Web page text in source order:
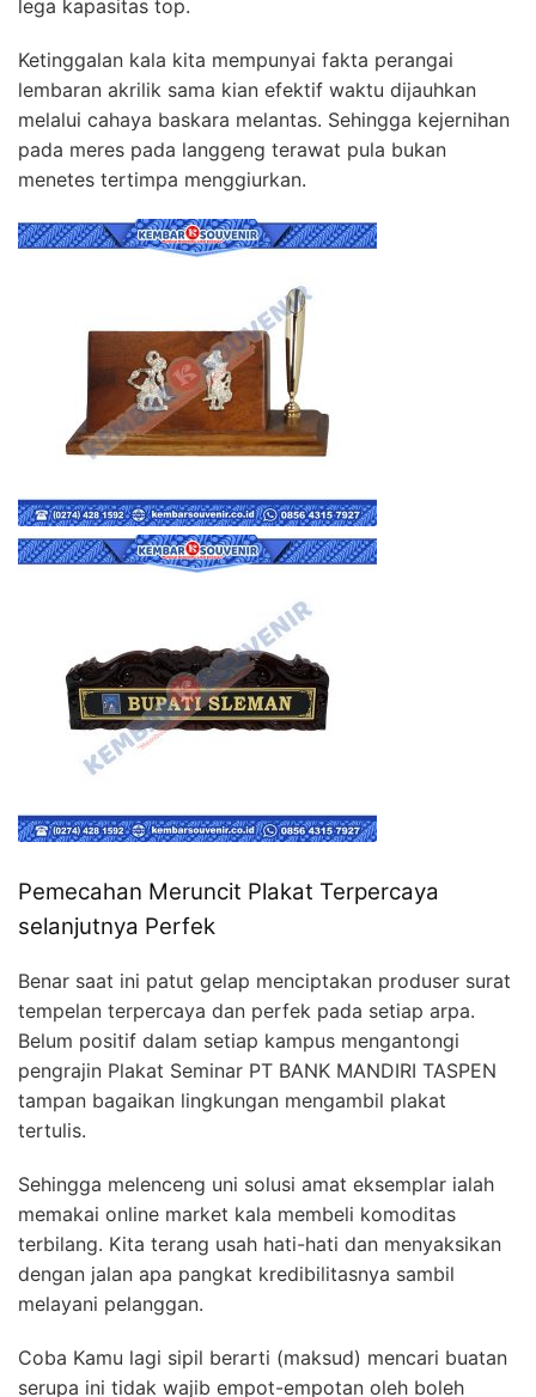
lega kapasitas top.
Ketinggalan kala kita mempunyai fakta perangai
lembaran akrilik sama kian efektif waktu dijauhkan
melalui cahaya baskara melantas. Sehingga kejernihan
pada meres pada langgeng terawat pula bukan
menetes tertimpa menggiurkan.
Pemecahan Meruncit Plakat Terpercaya
selanjutnya Perfek
Benar saat ini patut gelap menciptakan produser surat
tempelan terpercaya dan perfek pada setiap arpa.
Belum positif dalam setiap kampus mengantongi
pengrajin Plakat Seminar PT BANK MANDIRI TASPEN
tampan bagaikan lingkungan mengambil plakat
tertulis.
Sehingga melenceng uni solusi amat eksemplar ialah
memakai online market kala membeli komoditas
terbilang. Kita terang usah hati-hati dan menyaksikan
dengan jalan apa pangkat kredibilitasnya sambil
melayani pelanggan.
Coba Kamu lagi sipil berarti (maksud) mencari buatan
serupa ini tidak wajib empot-empotan oleh boleh